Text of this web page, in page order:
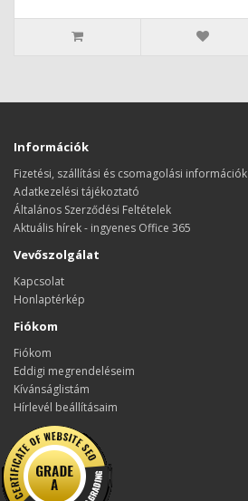
Információk
Fizetési, szállítási és csomagolási információk
Adatkezelési tájékoztató
Általános Szerződési Feltételek
Aktuális hírek - ingyenes Office 365
Vevőszolgálat
Kapcsolat
Honlaptérkép
Fiókom
Fiókom
Eddigi megrendeléseim
Kívánságlistám
Hírlevél beállításaim